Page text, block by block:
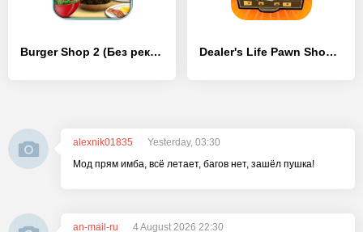
Burger Shop 2 (Без рекламы) Dealer's Life Pawn Shop Tycoon
alexnik01835
Yesterday, 03:30
Мод прям имба, всё летает, багов нет, зашёл пушка!
an-mail-ru
4 August 2026 22:30